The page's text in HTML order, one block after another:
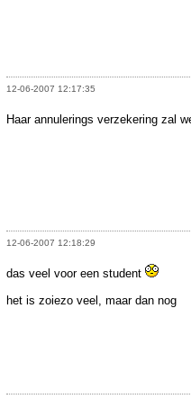
12-06-2007 12:17:35
Haar annulerings verzekering zal
12-06-2007 12:18:29
das veel voor een student
het is zoiezo veel, maar dan nog